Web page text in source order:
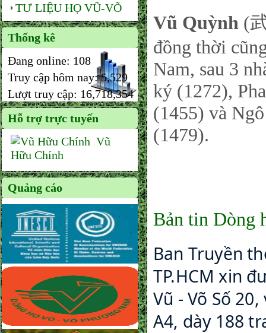
TƯ LIỆU HỌ VŨ-VÕ
Thống kê
Đang online: 108
Truy cập hôm nay:5,529
Lượt truy cập: 16,718,354
Hỗ trợ trực tuyến
Vũ
Hữu Chính
Quảng cáo
Vũ Quỳnh (
đồng thời
Nam, sau 3
ký (1272),
(1455) và
(1479).
Bản tin Dòng
Ban Truyền
TP.HCM xin
Vũ - Võ Số
A4, dày 188